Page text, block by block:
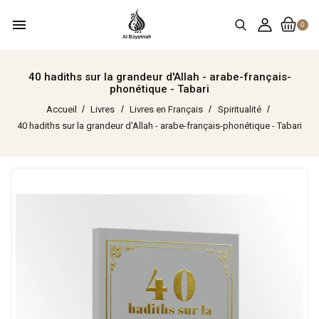
0
menu
40 hadiths sur la grandeur d'Allah - arabe-français-
phonétique - Tabari
Accueil Livres Livres en Français
Spiritualité
40 hadiths sur la grandeur d'Allah - arabe-français-phonétique - Tabari